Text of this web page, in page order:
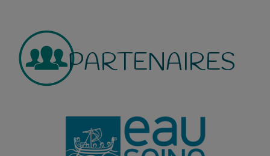
PARTENAIRES